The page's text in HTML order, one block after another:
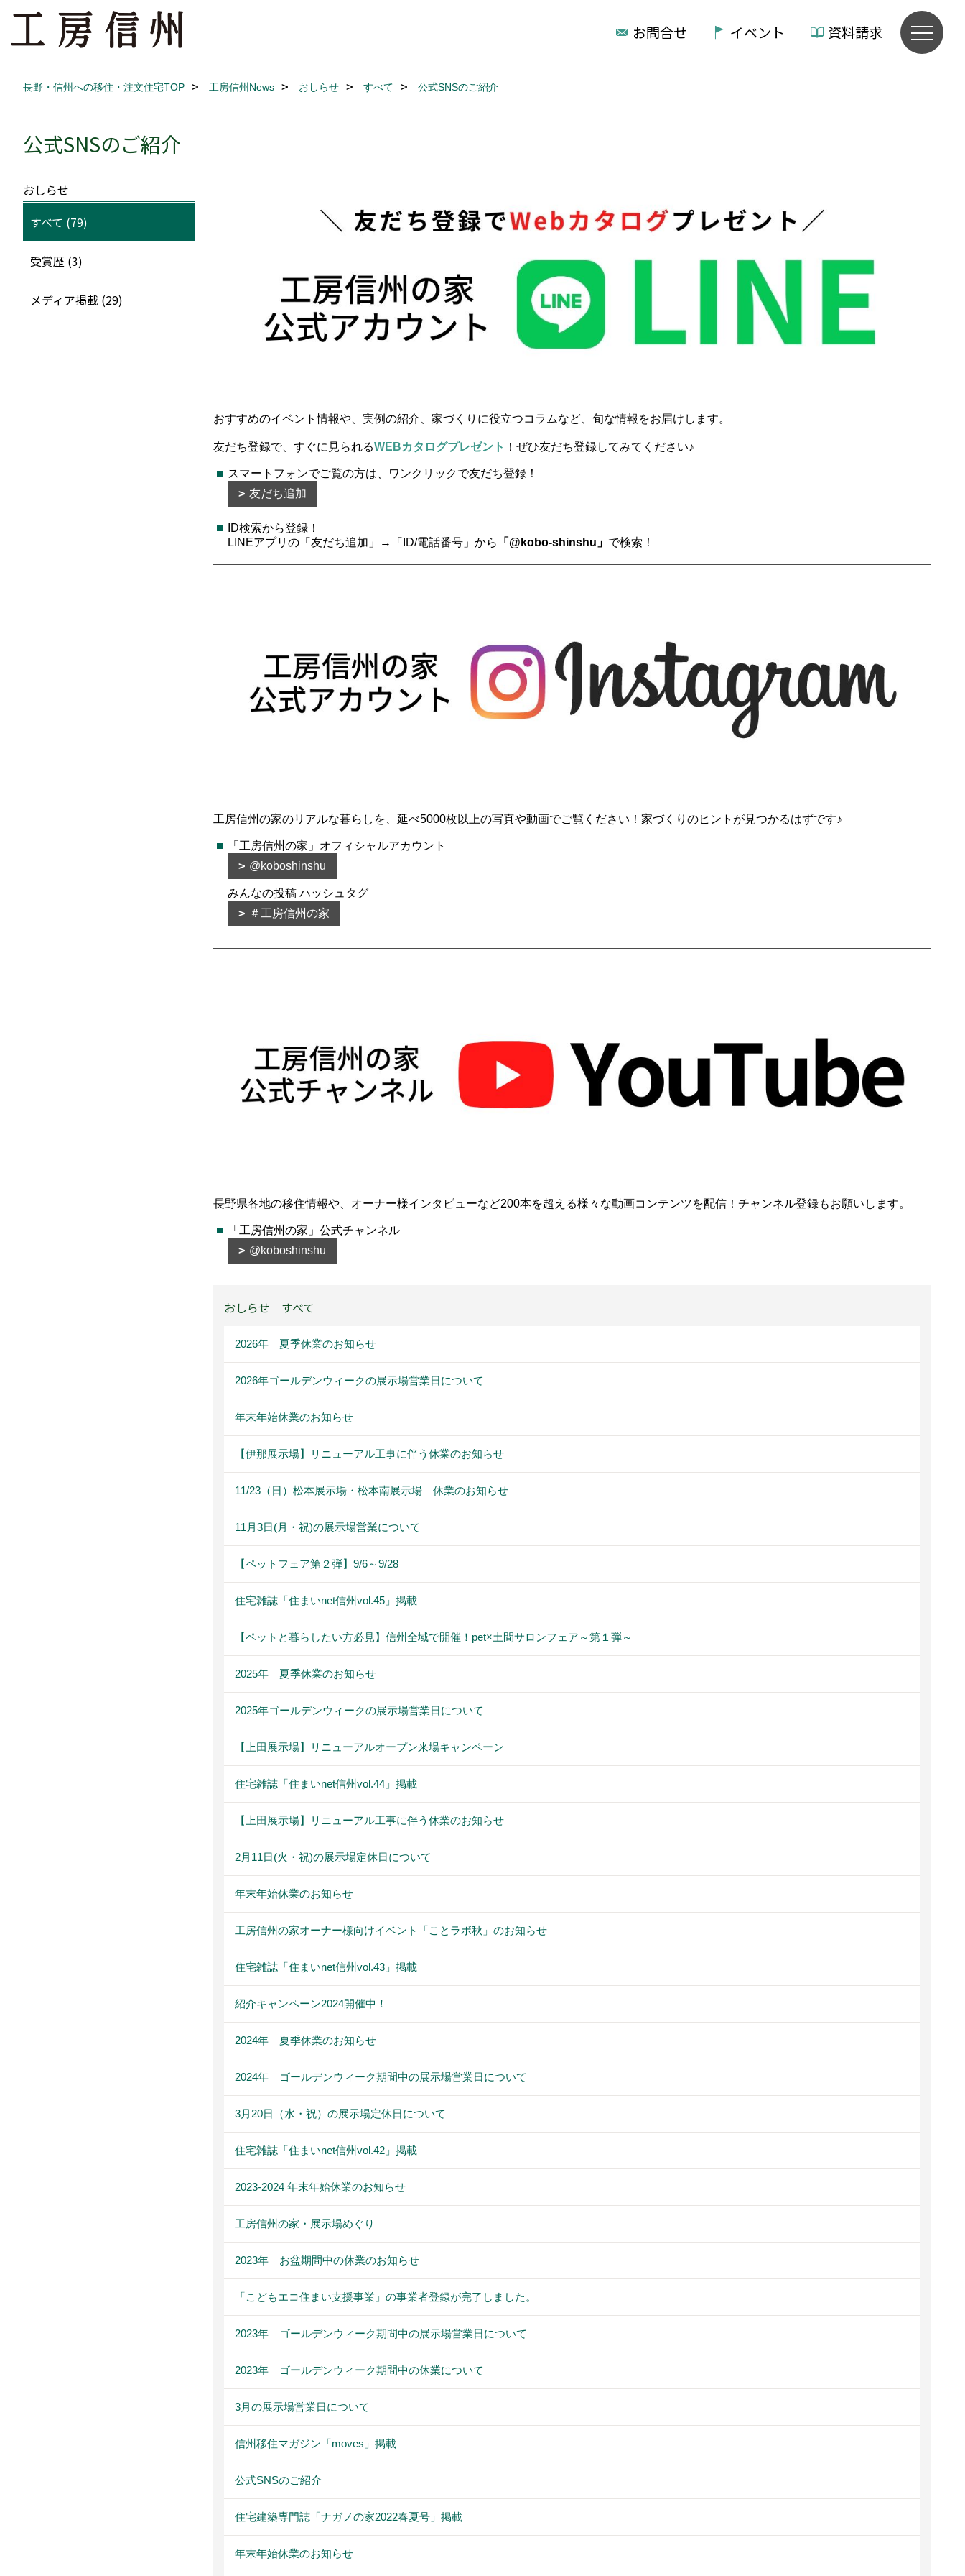
お問合せ イベント 資料請求
長野・信州への移住・注文住宅TOP 工房信州News おしらせ すべて 公式SNSのご紹介
公式SNSのご紹介
おすすめのイベント情報や、実例の紹介、家づくりに役立つコラムなど、旬な情報をお届けします。
友だち登録で、すぐに見られるWEBカタログプレゼント ！ぜひ友だち登録してみてください♪
スマートフォンでご覧の方は、ワンクリックで友だち登録！
友だち追加
ID検索から登録！
LINEアプリの「友だち追加」→「ID/電話番号」から
「@kobo-shinshu」 で検索！
工房信州の家のリアルな暮らしを、延べ5000枚以上の写真や動画でご覧ください！家づくりのヒントが見つかるはずです♪
「工房信州の家」オフィシャルアカウント
@koboshinshu
みんなの投稿 ハッシュタグ
＃工房信州の家
長野県各地の移住情報や、オーナー様インタビューなど200本を超える様々な動画コンテンツを配信！チャンネル登録もお願いします。
「工房信州の家」公式チャンネル
@koboshinshu
おしらせ｜すべて
2026年 夏季休業のお知らせ
2026年ゴールデンウィークの展示場営業日について
年末年始休業のお知らせ
【伊那展示場】リニューアル工事に伴う休業のお知らせ
11/23（日）松本展示場・松本南展示場 休業のお知らせ
11月3日(月・祝)の展示場営業について
【ペットフェア第２弾】9/6～9/28
住宅雑誌「住まいnet信州vol.45」掲載
【ペットと暮らしたい方必見】信州全域で開催！pet×土間サロンフェア～第１弾～
2025年 夏季休業のお知らせ
2025年ゴールデンウィークの展示場営業日について
【上田展示場】リニューアルオープン来場キャンペーン
住宅雑誌「住まいnet信州vol.44」掲載
【上田展示場】リニューアル工事に伴う休業のお知らせ
2月11日(火・祝)の展示場定休日について
年末年始休業のお知らせ
工房信州の家オーナー様向けイベント「ことラボ秋」のお知らせ
住宅雑誌「住まいnet信州vol.43」掲載
紹介キャンペーン2024開催中！
2024年 夏季休業のお知らせ
2024年 ゴールデンウィーク期間中の展示場営業日について
3月20日（水・祝）の展示場定休日について
住宅雑誌「住まいnet信州vol.42」掲載
2023-2024 年末年始休業のお知らせ
工房信州の家・展示場めぐり
2023年 お盆期間中の休業のお知らせ
「こどもエコ住まい支援事業」の事業者登録が完了しました。
2023年 ゴールデンウィーク期間中の展示場営業日について
2023年 ゴールデンウィーク期間中の休業について
3月の展示場営業日について
信州移住マガジン「moves」掲載
公式SNSのご紹介
住宅建築専門誌「ナガノの家2022春夏号」掲載
年末年始休業のお知らせ
おしらせ
すべて (79)
受賞歴 (3)
メディア掲載 (29)